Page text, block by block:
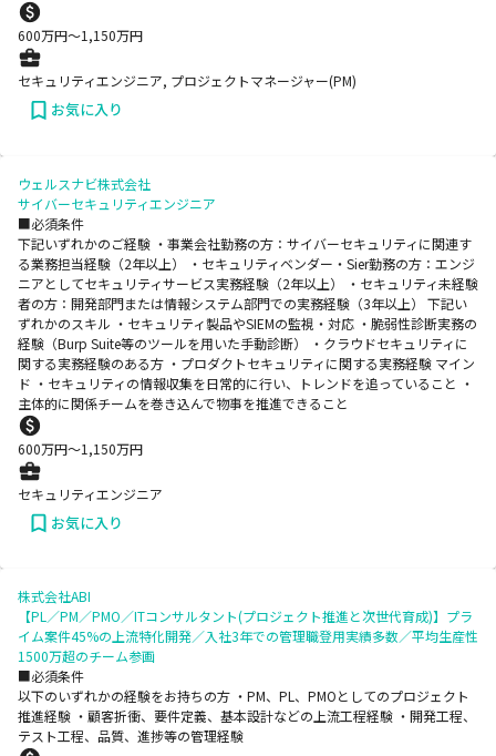
600万円〜1,150万円
セキュリティエンジニア, プロジェクトマネージャー(PM)
お気に入り
ウェルスナビ株式会社
サイバーセキュリティエンジニア
■必須条件
下記いずれかのご経験 ・事業会社勤務の方：サイバーセキュリティに関連す
る業務担当経験（2年以上） ・セキュリティベンダー・Sier勤務の方：エンジ
ニアとしてセキュリティサービス実務経験（2年以上） ・セキュリティ未経験
者の方：開発部門または情報システム部門での実務経験（3年以上） 下記い
ずれかのスキル ・セキュリティ製品やSIEMの監視・対応 ・脆弱性診断実務の
経験（Burp Suite等のツールを用いた手動診断） ・クラウドセキュリティに
関する実務経験のある方 ・プロダクトセキュリティに関する実務経験 マイン
ド ・セキュリティの情報収集を日常的に行い、トレンドを追っていること ・
主体的に関係チームを巻き込んで物事を推進できること
600万円〜1,150万円
セキュリティエンジニア
お気に入り
株式会社ABI
【PL／PM／PMO／ITコンサルタント(プロジェクト推進と次世代育成)】プラ
イム案件45%の上流特化開発／入社3年での管理職登用実績多数／平均生産性
1500万超のチーム参画
■必須条件
以下のいずれかの経験をお持ちの方 ・PM、PL、PMOとしてのプロジェクト
推進経験 ・顧客折衝、要件定義、基本設計などの上流工程経験 ・開発工程、
テスト工程、品質、進捗等の管理経験